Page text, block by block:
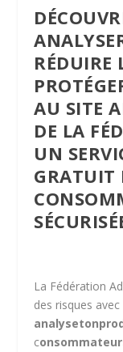
RÉDUIRE
AU SITE
DE LA
UN
GRATUIT
La Fédération
des risques
c